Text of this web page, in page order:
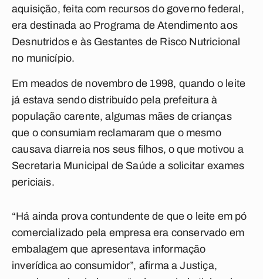
aquisição, feita com recursos do governo federal,
era destinada ao Programa de Atendimento aos
Desnutridos e às Gestantes de Risco Nutricional
no município.
Em meados de novembro de 1998, quando o leite
já estava sendo distribuído pela prefeitura à
população carente, algumas mães de crianças
que o consumiam reclamaram que o mesmo
causava diarreia nos seus filhos, o que motivou a
Secretaria Municipal de Saúde a solicitar exames
periciais.
“Há ainda prova contundente de que o leite em pó
comercializado pela empresa era conservado em
embalagem que apresentava informação
inverídica ao consumidor”, afirma a Justiça,